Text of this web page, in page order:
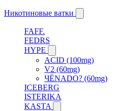
Никотиновые ватки
FAFF.
FEDRS
HYPE
ACID (100mg)
V2 (60mg)
ЧЁNADO? (60mg)
ICEBERG
ISTERIKA
KASTA